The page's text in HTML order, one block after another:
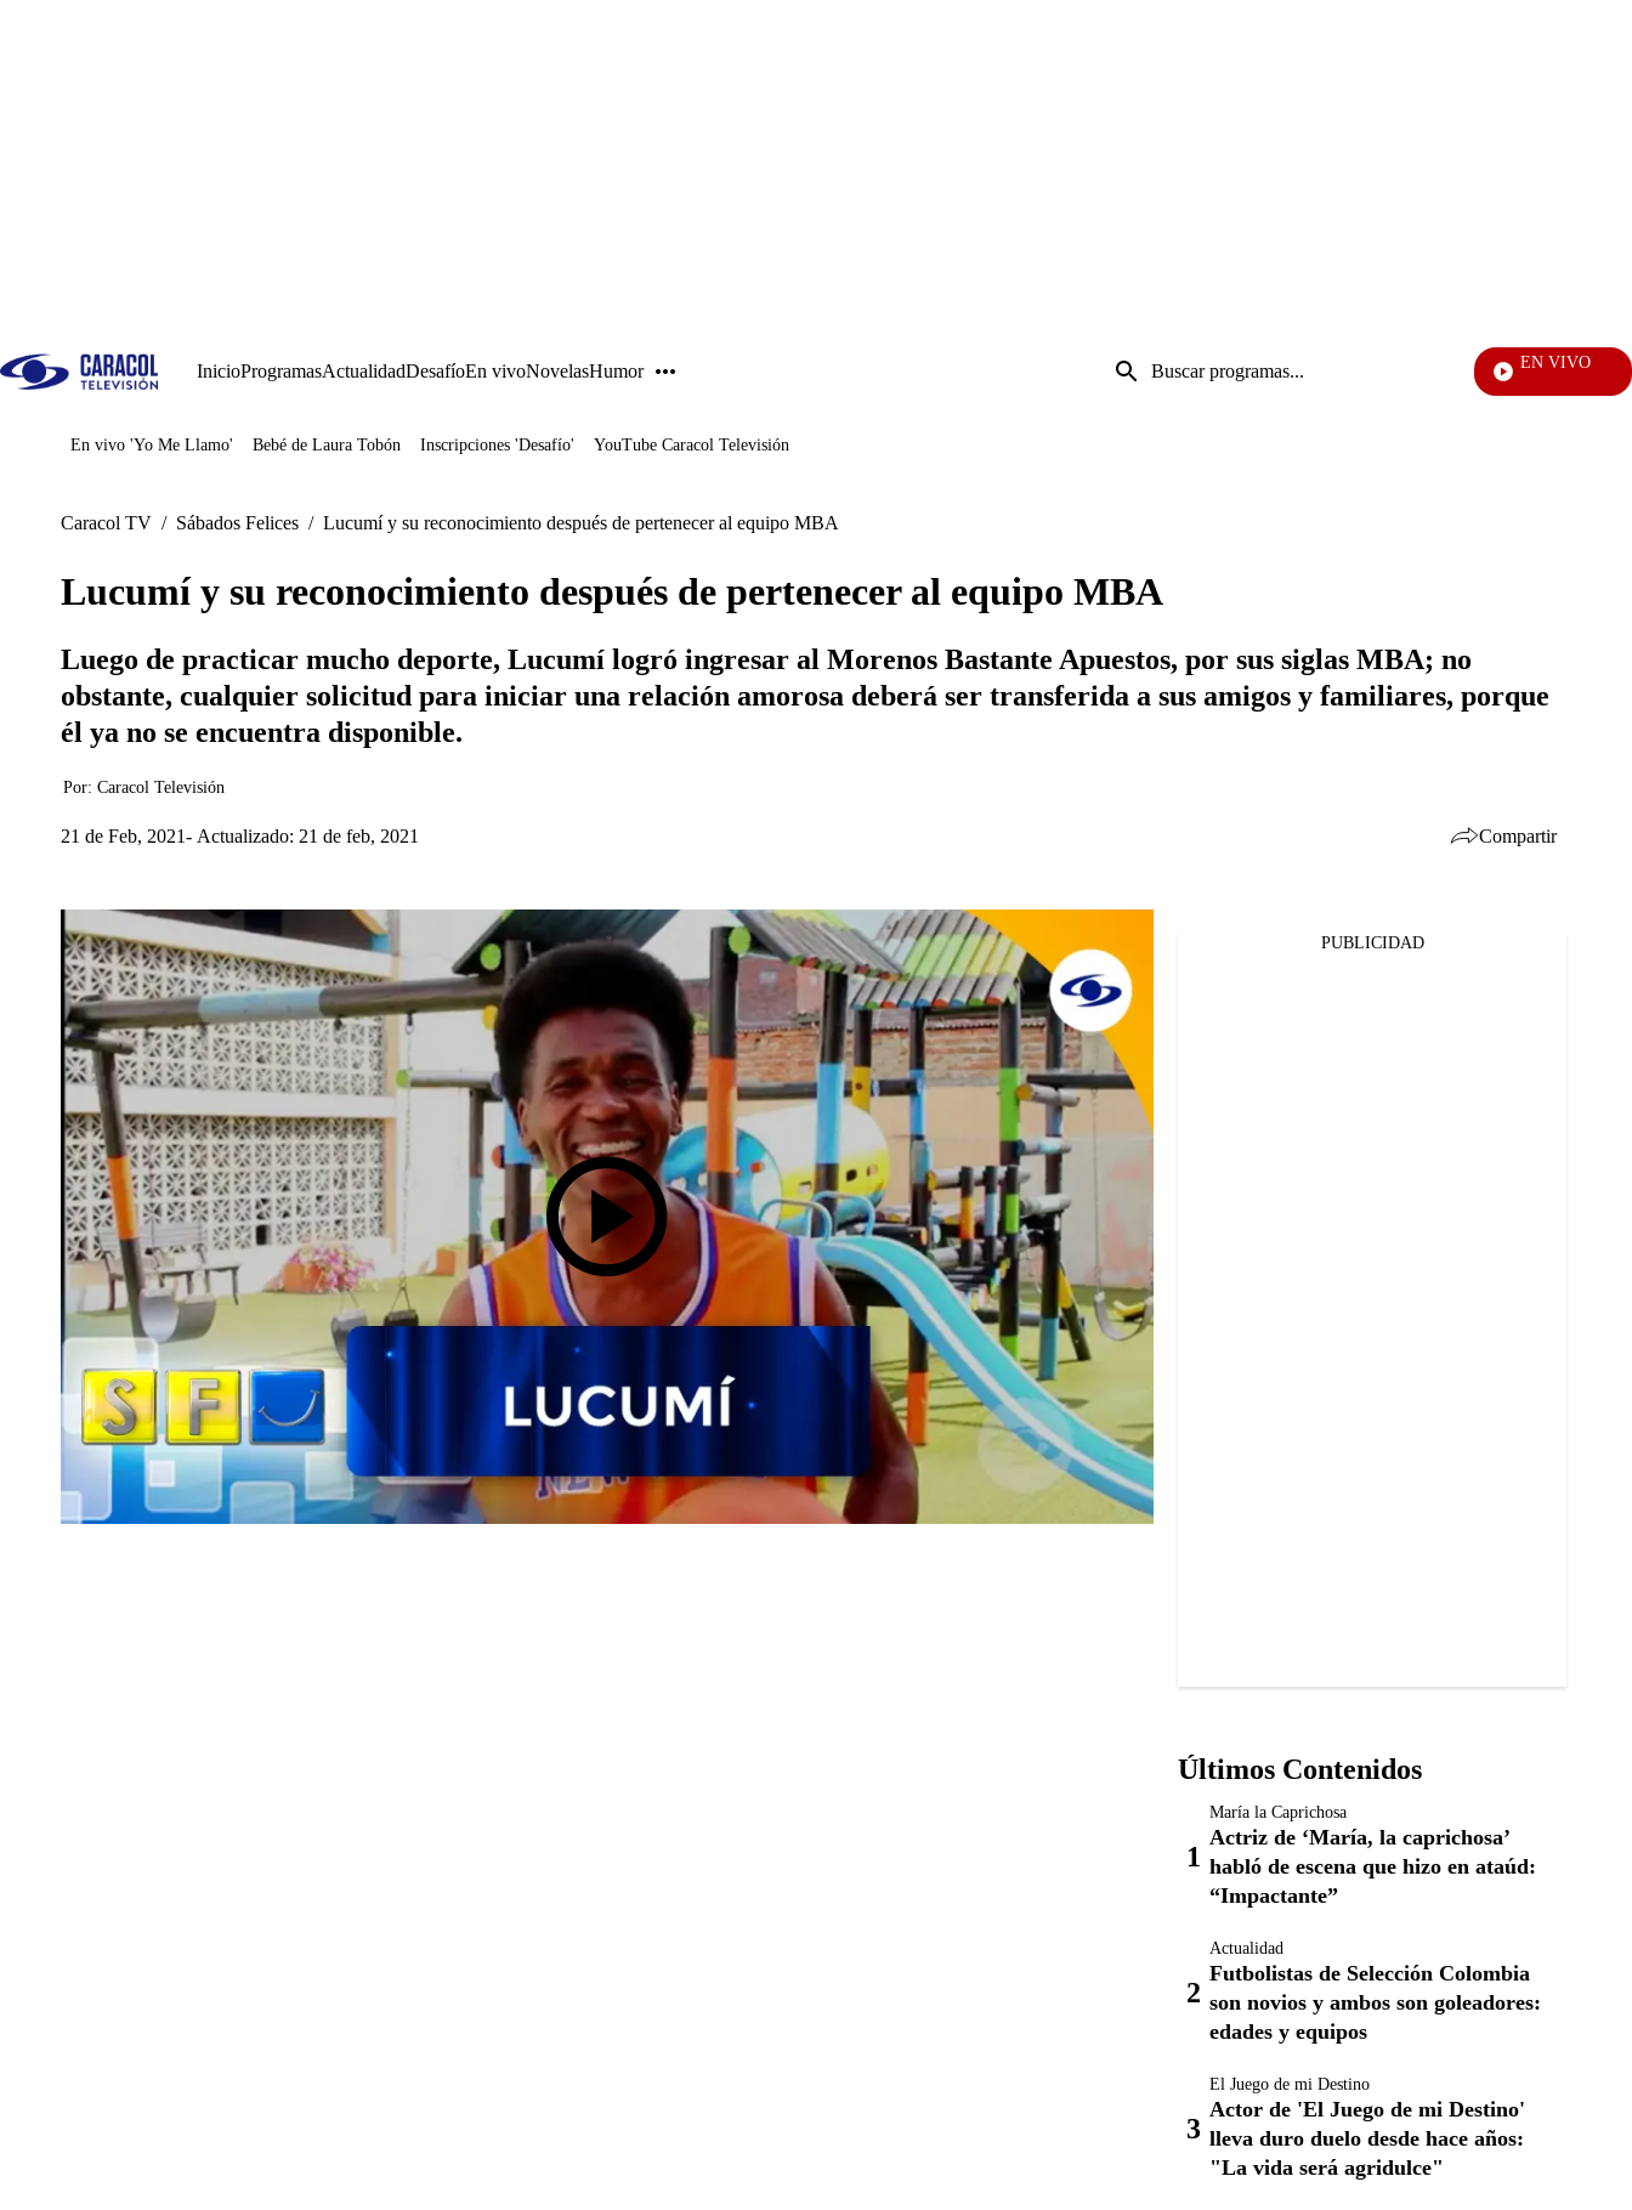
InicioProgramasActualidadDesafíoEn vivoNovelasHumor
Entrada
de
EN VIVO
Juegos
En vivo 'Yo Me Llamo' Bebé de Laura Tobón Inscripciones 'Desafío' YouTube Caracol Televisión
Caracol TV / Sábados Felices / Lucumí y su reconocimiento después de pertenecer al equipo MBA
Lucumí y su reconocimiento después de pertenecer al equipo MBA
Luego de practicar mucho deporte, Lucumí logró ingresar al Morenos Bastante Apuestos, por sus siglas MBA; no
obstante, cualquier solicitud para iniciar una relación amorosa deberá ser transferida a sus amigos y familiares, porque
él ya no se encuentra disponible.
Por: Caracol Televisión
21 de Feb, 2021 Actualizado: 21 de feb, 2021 Compartir
PUBLICIDAD
Últimos Contenidos
María la Caprichosa
Actriz de ‘María, la caprichosa’
habló de escena que hizo en ataúd:
“Impactante”
Actualidad
Futbolistas de Selección Colombia
son novios y ambos son goleadores:
edades y equipos
El Juego de mi Destino
Actor de 'El Juego de mi Destino'
lleva duro duelo desde hace años:
"La vida será agridulce"